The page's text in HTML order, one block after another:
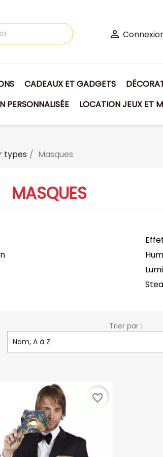

CADEAUX ET GADGETS
PERSONNALISÉE LOCATION JEUX ET
types Masques
MASQUES
Trier par :
Nom, A à Z
favorite_border